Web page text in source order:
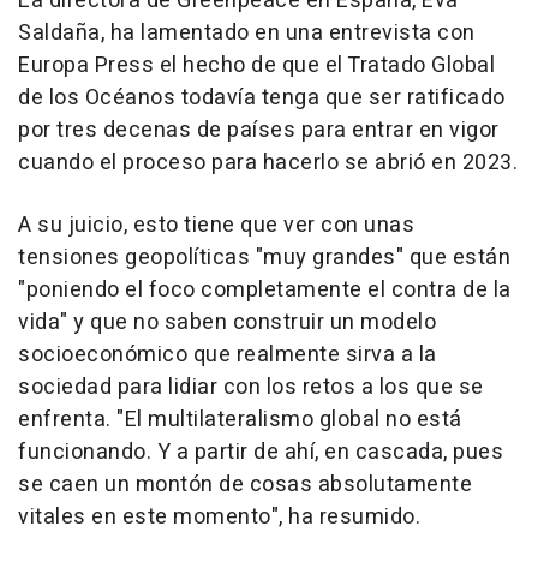
Saldaña, ha lamentado en una entrevista con
Europa Press el hecho de que el Tratado Global
de los Océanos todavía tenga que ser ratificado
por tres decenas de países para entrar en vigor
cuando el proceso para hacerlo se abrió en 2023.
A su juicio, esto tiene que ver con unas
tensiones geopolíticas "muy grandes" que están
"poniendo el foco completamente el contra de la
vida" y que no saben construir un modelo
socioeconómico que realmente sirva a la
sociedad para lidiar con los retos a los que se
enfrenta. "El multilateralismo global no está
funcionando. Y a partir de ahí, en cascada, pues
se caen un montón de cosas absolutamente
vitales en este momento", ha resumido.